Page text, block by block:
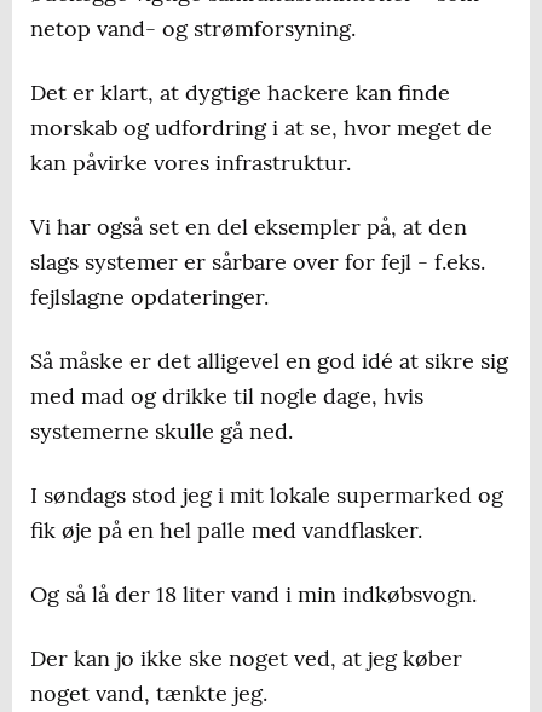
netop vand- og strømforsyning.
Det er klart, at dygtige hackere kan finde
morskab og udfordring i at se, hvor meget de
kan påvirke vores infrastruktur.
Vi har også set en del eksempler på, at den
slags systemer er sårbare over for fejl - f.eks.
fejlslagne opdateringer.
Så måske er det alligevel en god idé at sikre sig
med mad og drikke til nogle dage, hvis
systemerne skulle gå ned.
I søndags stod jeg i mit lokale supermarked og
fik øje på en hel palle med vandflasker.
Og så lå der 18 liter vand i min indkøbsvogn.
Der kan jo ikke ske noget ved, at jeg køber
noget vand, tænkte jeg.